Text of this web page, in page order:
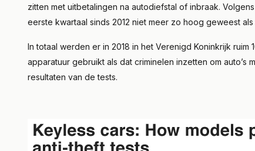
zitten met uitbetalingen na autodiefstal of inbraak.
eerste kwartaal sinds 2012 niet meer zo hoog geweest als
In totaal werden er in 2018 in het Verenigd Koninkrijk
apparatuur gebruikt als dat criminelen inzetten om auto’s
resultaten van de tests.